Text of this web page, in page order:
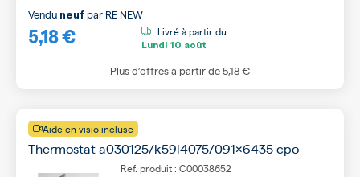
5,18 €
Vendu neuf par RE NEW
Livré à partir du
Lundi 10 août
Plus d’offres à partir de5,18 €
Aide en visio incluse
Thermostat a030125/k59l4075/091x6435 cpo
Ref. produit : C00038652